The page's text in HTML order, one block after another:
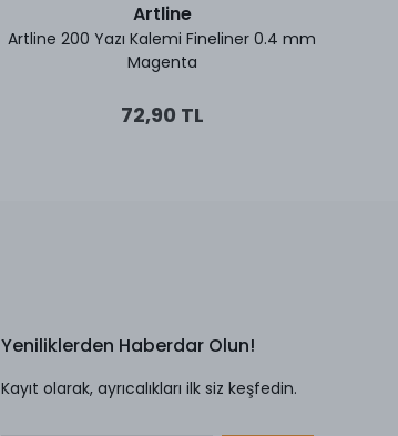
Artline
Artline 200 Yazı Kalemi Fineliner 0.4 mm
Magenta
72,90 TL
Yeniliklerden Haberdar Olun!
Kayıt olarak, ayrıcalıkları ilk siz keşfedin.